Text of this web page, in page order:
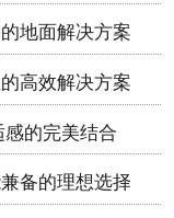
地面解决方案
高效解决方案
的完美结合
备的理想选择